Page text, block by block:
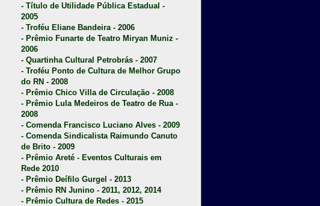
- Título de Utilidade Pública Estadual -
2005
- Troféu Eliane Bandeira - 2006
- Prêmio Funarte de Teatro Miryan Muniz -
2006
- Quartinha Cultural Petrobrás - 2007
- Troféu Ponto de Cultura de Melhor Grupo
do RN - 2008
- Prêmio Chico Villa de Circulação - 2008
- Prêmio Lula Medeiros de Teatro de Rua -
2008
- Comenda Francisco Luciano Alves - 2009
- Comenda Sindicalista Raimundo Canuto
de Brito - 2009
- Prêmio Areté - Eventos Culturais em
Rede 2010
- Prêmio Deífilo Gurgel - 2013
- Prêmio RN Junino - 2011, 2012, 2014
- Prêmio Cultura de Redes - 2015